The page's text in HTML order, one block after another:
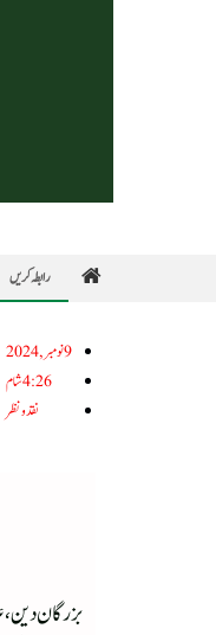
رابطہ کریں
9نومبر, 2024
4:26 شام
نقد ونظر
بزرگان